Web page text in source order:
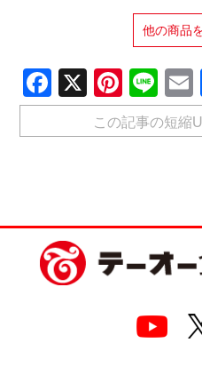
他の商品
Facebook
X
この記事の短縮